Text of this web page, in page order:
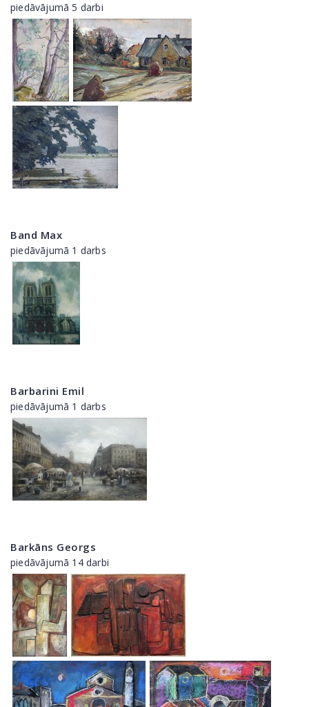
piedāvājumā 5 darbi
Band Max
piedāvājumā 1 darbs
Barbarini Emil
piedāvājumā 1 darbs
Barkāns Georgs
piedāvājumā 14 darbi